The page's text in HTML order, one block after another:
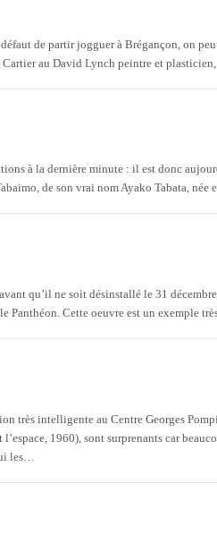
de partir jogguer à Brégançon, on
au David Lynch peintre et
à la dernière minute : il est donc
de son vrai nom Ayako Tabata,
qu’il ne soit désinstallé le 31
Panthéon. Cette oeuvre est un exemple
très intelligente au Centre Georges
1960), sont surprenants car
les…